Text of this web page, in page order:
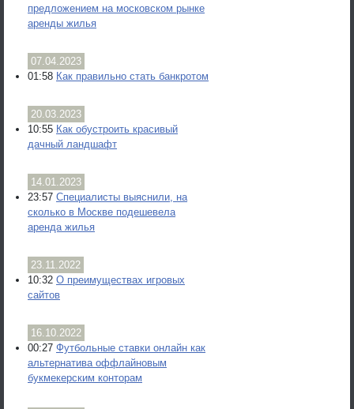
предложением на московском рынке
аренды жилья
07.04.2023
01:58 Как правильно стать банкротом
20.03.2023
10:55 Как обустроить красивый
дачный ландшафт
14.01.2023
23:57 Специалисты выяснили, на
сколько в Москве подешевела
аренда жилья
23.11.2022
10:32 О преимуществах игровых
сайтов
16.10.2022
00:27 Футбольные ставки онлайн как
альтернатива оффлайновым
букмекерским конторам